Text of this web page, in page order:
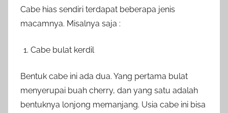
Cabe hias sendiri terdapat beberapa jenis
macamnya. Misalnya saja :
Cabe bulat kerdil
Bentuk cabe ini ada dua. Yang pertama bulat
menyerupai buah cherry, dan yang satu adalah
bentuknya lonjong memanjang. Usia cabe ini bisa